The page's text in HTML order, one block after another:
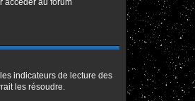
accéder au forum
indicateurs de lecture des
les résoudre.